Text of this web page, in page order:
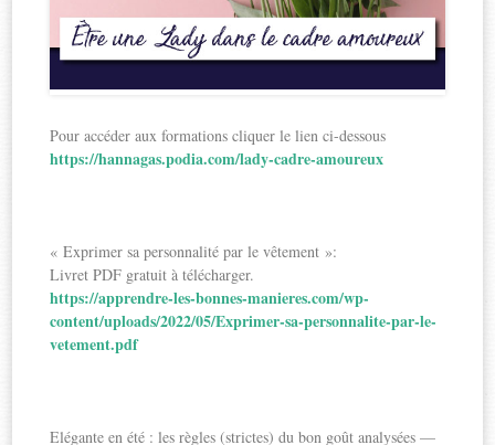
Pour accéder aux formations cliquer le lien ci-dessous
https://hannagas.podia.com/lady-cadre-amoureux
« Exprimer sa personnalité par le vêtement »:
Livret PDF gratuit à télécharger.
https://apprendre-les-bonnes-manieres.com/wp-
content/uploads/2022/05/Exprimer-sa-personnalite-par-le-
vetement.pdf
Elégante en été : les règles (strictes) du bon goût analysées —